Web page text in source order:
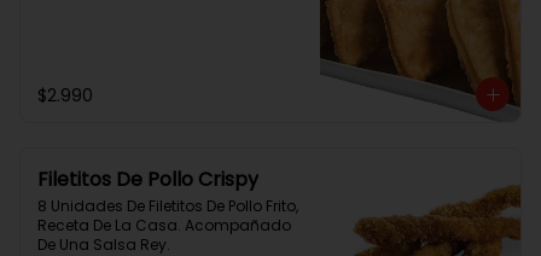
$2.990
Filetitos De Pollo Crispy
8 Unidades De Filetitos De Pollo Frito,
Receta De La Casa. Acompañado
De Una Salsa Rey.